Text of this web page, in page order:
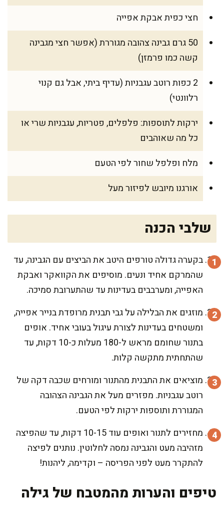
חצי כפית אבקת אפייה
50 גרם גבינה צהובה מגוררת (אפשר חצי מגבינה
קשה כמו פרמזן)
2 כפות רוטב עגבניות (עדיף ביתי, אבל גם קנוי
רלוונטי)
ירקות לתוספות: פלפלים, פטריות, עגבניות שרי או
כל מה שאוהבים
מלח ופלפל שחור לפי הטעם
אורגנו מיובש לפיזור מעל
שלבי הכנה
בקערה גדולה טורפים היטב את הביצים עם הגבינה, עד
שהמרקם אחיד ונעים. מוסיפים את הקוואקר ואבקת
האפייה, ומערבבים בעדינות עד שהתערובת סמיכה.
מוזגים את הבלילה על גבי תבנית מרופדת בנייר אפייה,
ומשטחים בעדינות לצורת עיגול בעובי אחיד. אופים
בתנור שחומם מראש ל-180 מעלות כ-10 דקות, עד
שהתחתית מתקשה קלות.
מוציאים את התבנית מהתנור ומורחים שכבה דקה של
רוטב עגבניות. מפזרים מעל את הגבינה הצהובה
המגוררת ותוספות ירקות לפי הטעם.
מחזירים לתנור ואופים עוד 10-15 דקות, עד שהפיצה
מזהיבה מעט והגבינה נמסה לחלוטין. נותנים לפיצה
להתקרר מעט לפני הפריסה – וקדימה, ליהנות!
טיפים והערות מהמטבח של גילה